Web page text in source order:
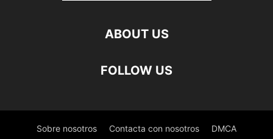
ABOUT US
FOLLOW US
Sobre nosotros Contacta con nosotros DMCA